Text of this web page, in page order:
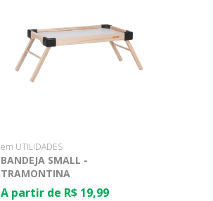
em UTILIDADES
BANDEJA SMALL -
TRAMONTINA
A partir de R$ 19,99